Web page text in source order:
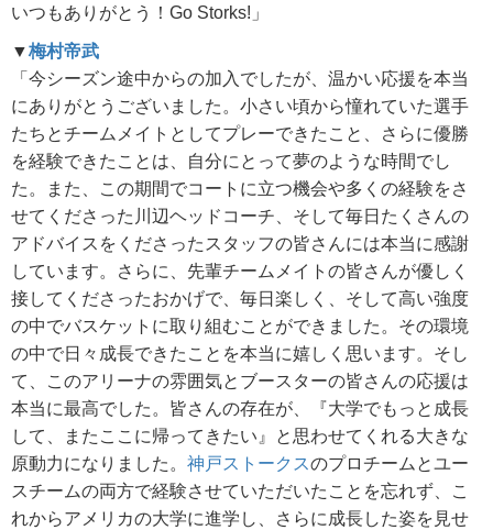
いつもありがとう！Go Storks!」
▼梅村帝武
「今シーズン途中からの加入でしたが、温かい応援を本当
にありがとうございました。小さい頃から憧れていた選手
たちとチームメイトとしてプレーできたこと、さらに優勝
を経験できたことは、自分にとって夢のような時間でし
た。また、この期間でコートに立つ機会や多くの経験をさ
せてくださった川辺ヘッドコーチ、そして毎日たくさんの
アドバイスをくださったスタッフの皆さんには本当に感謝
しています。さらに、先輩チームメイトの皆さんが優しく
接してくださったおかげで、毎日楽しく、そして高い強度
の中でバスケットに取り組むことができました。その環境
の中で日々成長できたことを本当に嬉しく思います。そし
て、このアリーナの雰囲気とブースターの皆さんの応援は
本当に最高でした。皆さんの存在が、『大学でもっと成長
して、またここに帰ってきたい』と思わせてくれる大きな
原動力になりました。 神戸ストークスのプロチームとユー
スチームの両方で経験させていただいたことを忘れず、こ
れからアメリカの大学に進学し、さらに成長した姿を見せ